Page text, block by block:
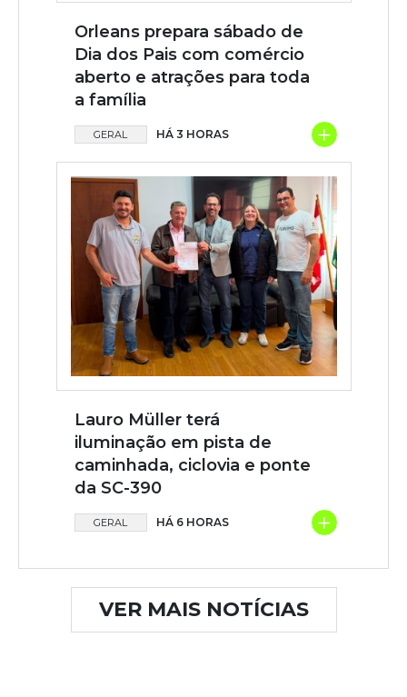
Orleans prepara sábado de
Dia dos Pais com comércio
aberto e atrações para toda
a família
GERAL HÁ 3 HORAS +
Lauro Müller terá
iluminação em pista de
caminhada, ciclovia e ponte
da SC-390
GERAL HÁ 6 HORAS +
VER MAIS NOTÍCIAS